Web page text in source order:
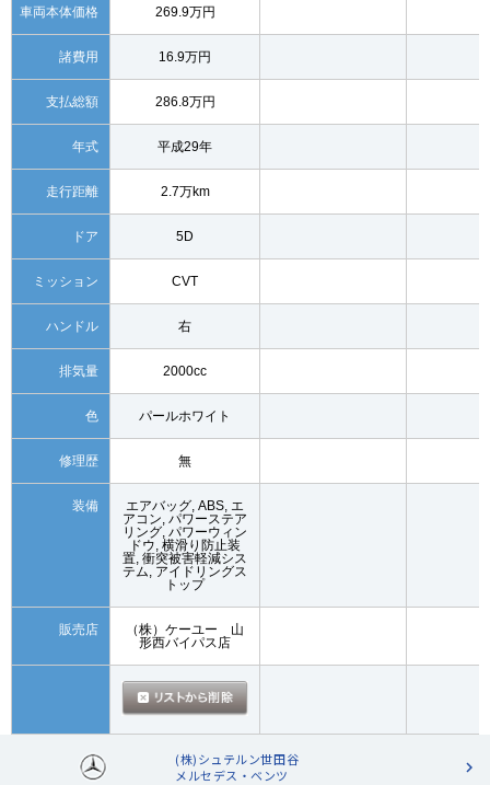
車両本体価格 269.9万円
諸費用 16.9万円
支払総額 286.8万円
年式 平成29年
走行距離 2.7万km
ドア 5D
ミッション CVT
ハンドル 右
排気量 2000cc
色 パールホワイト
修理歴 無
装備
エアバッグ, ABS, エ
アコン, パワーステア
リング, パワーウィン
ドウ, 横滑り防止装
置, 衝突被害軽減シス
テム, アイドリングス
トップ
販売店
（株）ケーユー 山
形西バイパス店
(株)シュテルン世田谷
メルセデス・ベンツ